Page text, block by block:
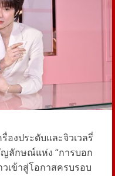
องประดับและจิวเวลรี่
ญลักษณ์แห่ง “การบอก
วเข้าสู่โอกาสครบรอบ